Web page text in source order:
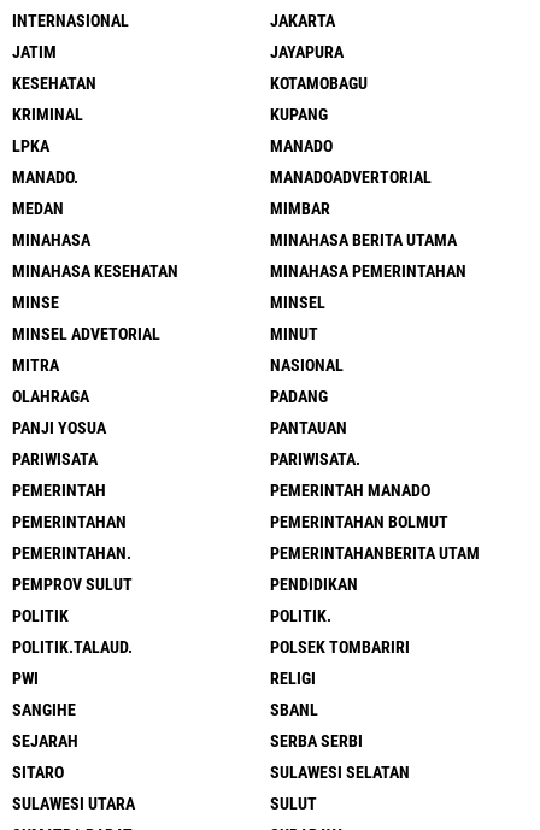
INTERNASIONAL
JAKARTA
JATIM
JAYAPURA
KESEHATAN
KOTAMOBAGU
KRIMINAL
KUPANG
LPKA
MANADO
MANADO.
MANADOADVERTORIAL
MEDAN
MIMBAR
MINAHASA
MINAHASA BERITA UTAMA
MINAHASA KESEHATAN
MINAHASA PEMERINTAHAN
MINSE
MINSEL
MINSEL ADVETORIAL
MINUT
MITRA
NASIONAL
OLAHRAGA
PADANG
PANJI YOSUA
PANTAUAN
PARIWISATA
PARIWISATA.
PEMERINTAH
PEMERINTAH MANADO
PEMERINTAHAN
PEMERINTAHAN BOLMUT
PEMERINTAHAN.
PEMERINTAHANBERITA UTAM
PEMPROV SULUT
PENDIDIKAN
POLITIK
POLITIK.
POLITIK.TALAUD.
POLSEK TOMBARIRI
PWI
RELIGI
SANGIHE
SBANL
SEJARAH
SERBA SERBI
SITARO
SULAWESI SELATAN
SULAWESI UTARA
SULUT